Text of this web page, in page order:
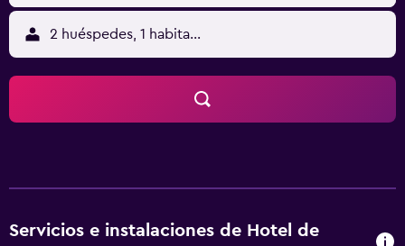
2 huéspedes, 1 habitación
Servicios e instalaciones de Hotel de